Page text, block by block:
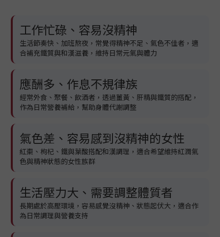
工作忙碌、容易沒精神
生活節奏快、加班熬夜，常覺得精神不足、氣色不佳者，適
合補充鐵質與和漢滋養，維持日常元氣與體力
應酬多、作息不規律族
經常外食、聚餐、飲酒者，透過薑黃、肝精與鐵質的搭配，
作為日常營養補給，幫助身體代謝調整
氣色差、容易感到沒精神的女性
紅棗、枸杞、鐵與葉酸搭配和漢調理，適合希望維持紅潤氣
色與精神狀態的女性族群
生活壓力大、需要調整體質者
長期處於高壓環境，容易感覺沒精神、狀態起伏大，適合作
為日常調理與營養支持